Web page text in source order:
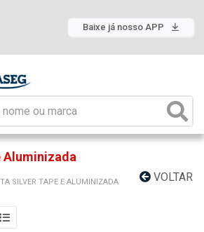
Baixe já nosso APP
Aluminizada
VOLTAR
SILVER TAPE E ALUMINIZADA